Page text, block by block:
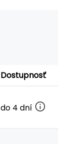
Dostupnosť
do 4 dní